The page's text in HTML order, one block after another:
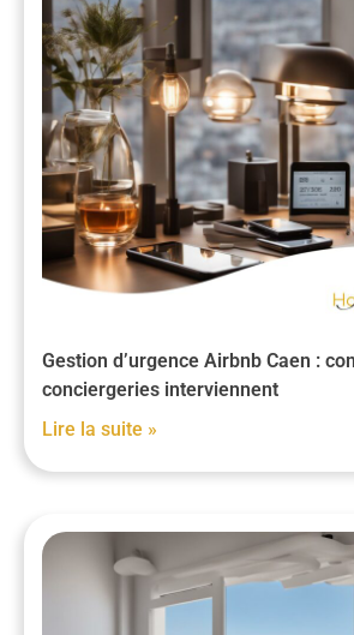
Gestion d’urgence Airbnb Caen :
conciergeries interviennent
Lire la suite »